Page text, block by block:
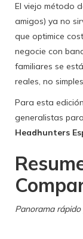
El viejo método
amigos) ya no
que optimice
negocie con
familiares se
reales, no
Para esta
generalistas
Headhunters
Panorama